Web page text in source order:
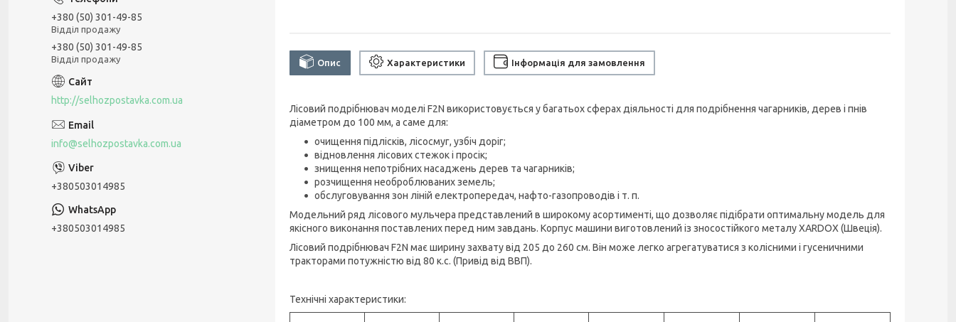
Опис Характеристики Інформація для замовлення
Лісовий подрібнювач моделі F2N використовується у багатьох сферах діяльності для подрібнення чагарників, дерев і пнів
діаметром до 100 мм, а саме для:
очищення підлісків, лісосмуг, узбіч доріг;
відновлення лісових стежок і просік;
знищення непотрібних насаджень дерев та чагарників;
розчищення необроблюваних земель;
обслуговування зон ліній електропередач, нафто-газопроводів і т. п.
Модельний ряд лісового мульчера представлений в широкому асортименті, що дозволяє підібрати оптимальну модель для
якісного виконання поставлених перед ним завдань. Корпус машини виготовлений із зносостійкого металу XARDOX (Швеція).
Лісовий подрібнювач F2N має ширину захвату від 205 до 260 см. Він може легко агрегатуватися з колісними і гусеничними
тракторами потужністю від 80 к.с. (Привід від ВВП).
Технічні характеристики:
+380 (50) 301-49-85
Відділ продажу
+380 (50) 301-49-85
Відділ продажу
http://selhozpostavka.com.ua
info@selhozpostavka.com.ua
+380503014985
+380503014985